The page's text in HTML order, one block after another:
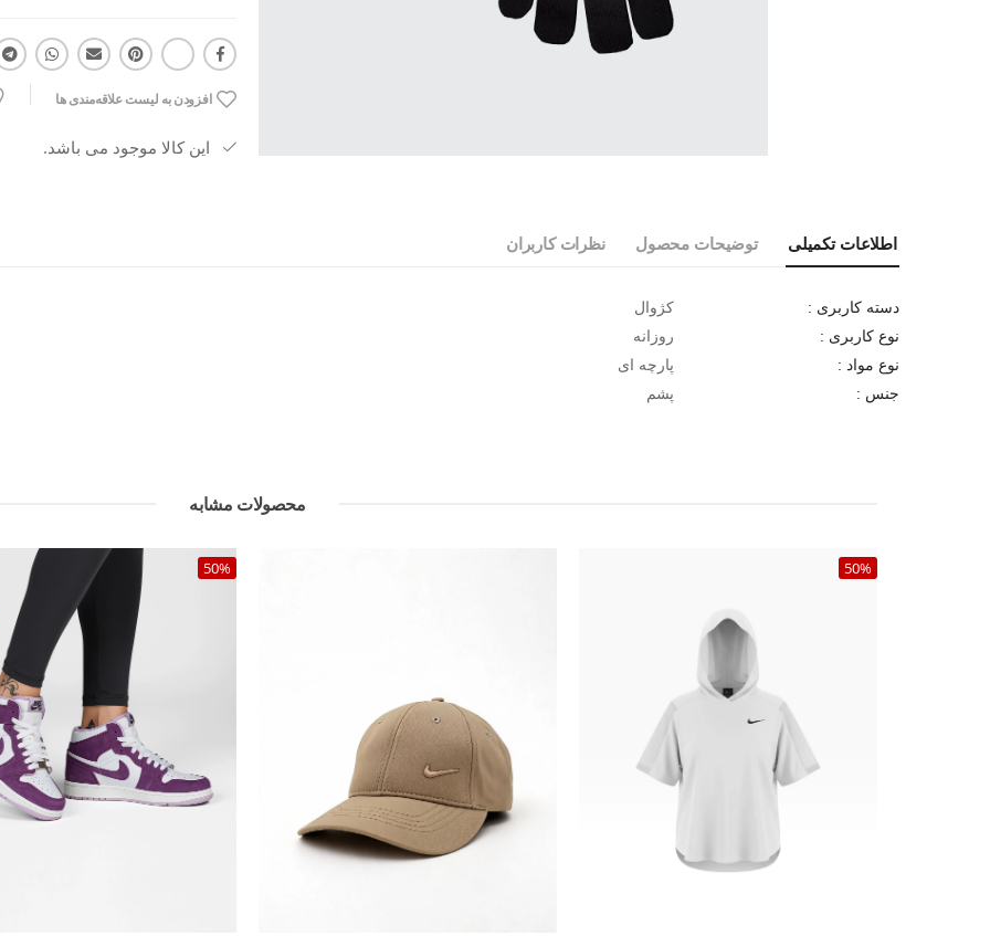
افزودن به لیست علاقه‌مندی ها
این کالا موجود می باشد.
اطلاعات تکمیلی توضیحات محصول نظرات کاربران
دسته کاربری : کژوال
نوع کاربری : روزانه
نوع مواد : پارچه ای
جنس : پشم
محصولات مشابه
50%
50%